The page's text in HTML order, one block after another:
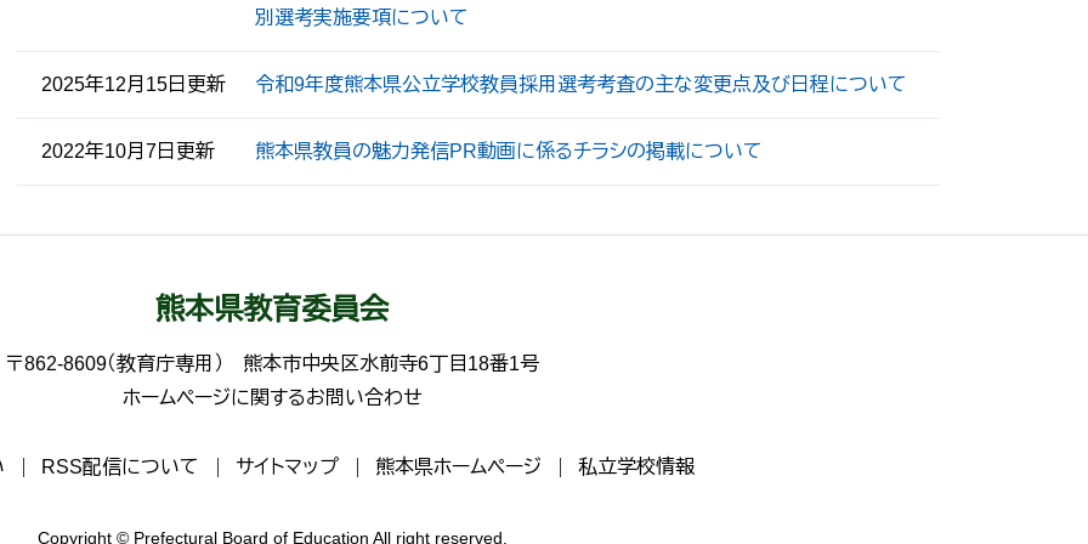
別選考実施要項について
2025年12月15日更新 令和9年度熊本県公立学校教員採用選考考査の主な変更点及び日程について
2022年10月7日更新 熊本県教員の魅力発信PR動画に係るチラシの掲載について
熊本県教育委員会
〒862-8609（教育庁専用）
熊本市中央区水前寺6丁目18番1号
ホームページに関するお問い合わせ
RSS配信について サイトマップ 熊本県ホームページ 私立学校情報
Copyright © Prefectural Board of Education All right reserved.